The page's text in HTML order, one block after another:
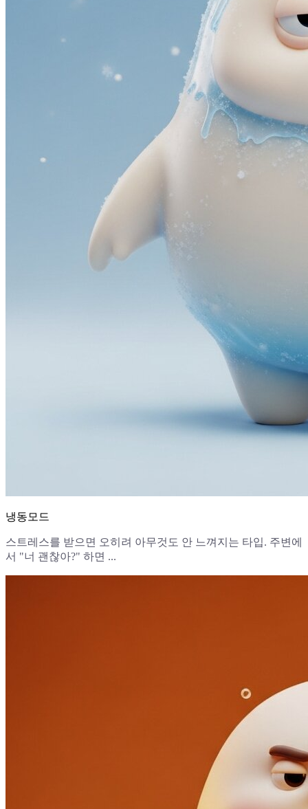
냉동모드
스트레스를 받으면 오히려 아무것도 안 느껴지는 타입. 주변에
서 "너 괜찮아?" 하면 ...